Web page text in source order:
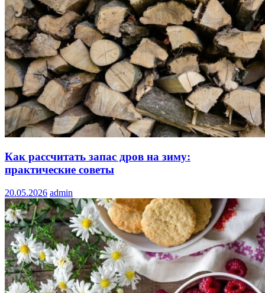
Как рассчитать запас дров на зиму:
практические советы
20.05.2026 admin